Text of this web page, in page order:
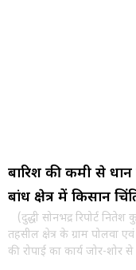
बारिश की कमी से धान
बांध क्षेत्र में किसान
(दुद्धी सोनभद्र रिपोर्ट
तहसील क्षेत्र के ग्राम पोलवा
की रोपाई का कार्य जोर-शोर से